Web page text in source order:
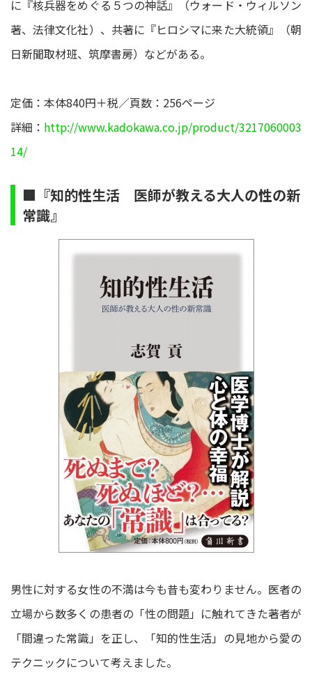
に『核兵器をめぐる５つの神話』（ウォード・ウィルソン
著、法律文化社）、共著に『ヒロシマに来た大統領』（朝
日新聞取材班、筑摩書房）などがある。
定価：本体840円＋税／頁数：256ページ
詳細： http://www.kadokawa.co.jp/product/3217060003
14/
■『知的性生活 医師が教える大人の性の新
常識』
男性に対する女性の不満は今も昔も変わりません。医者の
立場から数多くの患者の「性の問題」に触れてきた著者が
「間違った常識」を正し、「知的性生活」の見地から愛の
テクニックについて考えました。